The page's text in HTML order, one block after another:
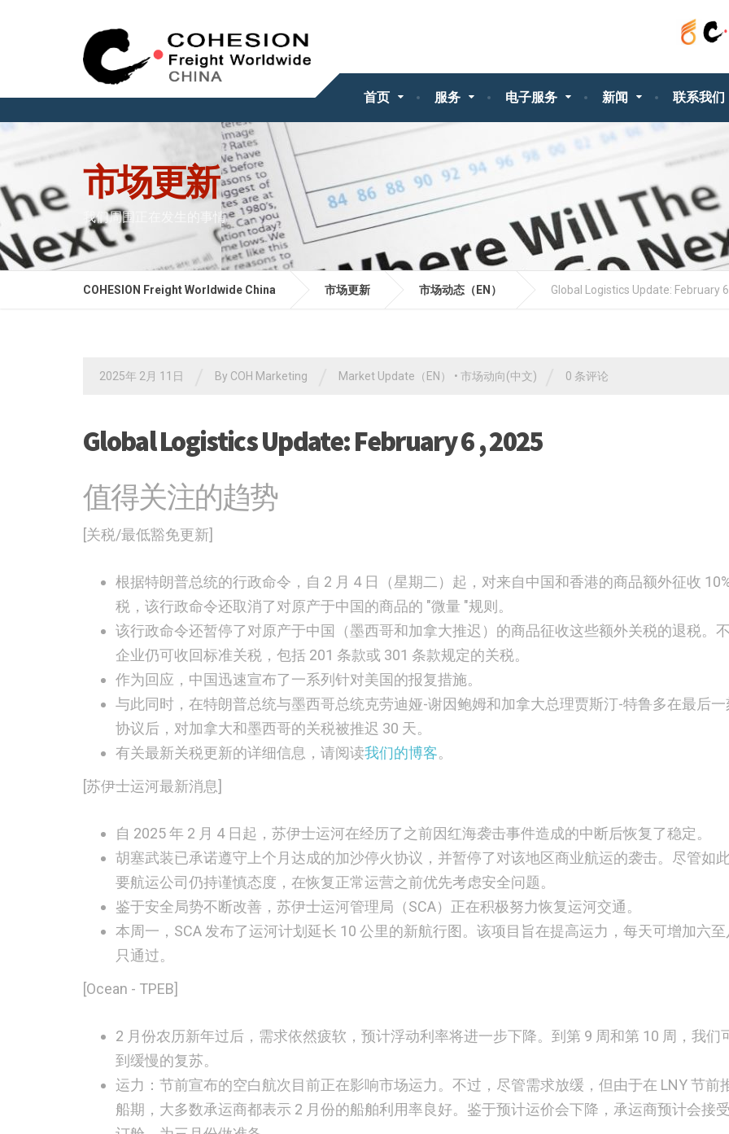
首页 服务 电子服务 新闻 联系我们
市场更新
我们周围正在发生的事情
COHESION Freight Worldwide China 市场更新 市场动态（EN） Global Logistics Update: February
2025年 2月 11日 By COH Marketing Market Update（EN） • 市场动向(中文) 0 条评论
Global Logistics Update: February 6 , 2025
值得关注的趋势
[关税/最低豁免更新]
根据特朗普总统的行政命令，自 2 月 4 日（星期二）起，对来自中国和香港的商品额外征收
税，该行政命令还取消了对原产于中国的商品的 "微量 "规则。
该行政命令还暂停了对原产于中国（墨西哥和加拿大推迟）的商品征收这些额外关税的退税。不
企业仍可收回标准关税，包括 201 条款或 301 条款规定的关税。
作为回应，中国迅速宣布了一系列针对美国的报复措施。
与此同时，在特朗普总统与墨西哥总统克劳迪娅-谢因鲍姆和加拿大总理贾斯汀-特鲁多在最后一
协议后，对加拿大和墨西哥的关税被推迟 30 天。
有关最新关税更新的详细信息，请阅读我们的博客。
[苏伊士运河最新消息]
自 2025 年 2 月 4 日起，苏伊士运河在经历了之前因红海袭击事件造成的中断后恢复了稳定。
胡塞武装已承诺遵守上个月达成的加沙停火协议，并暂停了对该地区商业航运的袭击。尽管如
要航运公司仍持谨慎态度，在恢复正常运营之前优先考虑安全问题。
鉴于安全局势不断改善，苏伊士运河管理局（SCA）正在积极努力恢复运河交通。
本周一，SCA 发布了运河计划延长 10 公里的新航行图。该项目旨在提高运力，每天可增加六
只通过。
[Ocean - TPEB]
2 月份农历新年过后， 需求依然疲软，预计浮动利率将进一步下降。到第 9 周和第 10 周，我们
到缓慢的复苏。
运力： 节前宣布的空白航次目前正在影响市场运力。不过，尽管需求放缓，但由于在 LNY 节前
船期，大多数承运商都表示 2 月份的船舶利用率良好。鉴于预计运价会下降，承运商预计会接